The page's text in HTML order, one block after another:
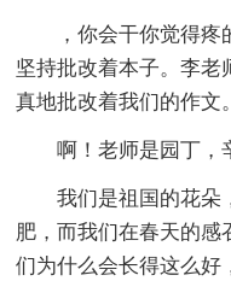
，你会干你觉得
坚持批改着本子。李老
真地批改着我们的作文。
啊！老师是园丁，
我们是祖国的花朵
肥，而我们在春天的感
们为什么会长得这么好